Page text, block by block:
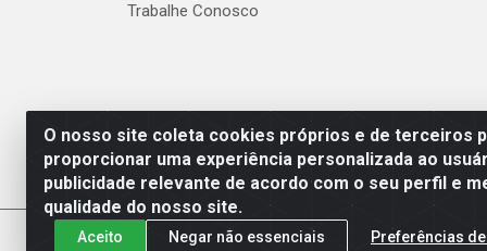
O nosso site coleta cookies próprios e de terceiros
proporcionar uma experiência personalizada ao
publicidade relevante de acordo com o seu perfil e
qualidade do nosso site.
Aceito Negar não essenciais Preferências
Trabalhe Conosco
Polybalas - Rua João Miguel